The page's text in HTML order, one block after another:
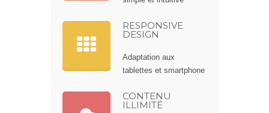
RESPONSIVE
DESIGN
Adaptation aux
tablettes et smartphone
CONTENU
ILLIMITÉ